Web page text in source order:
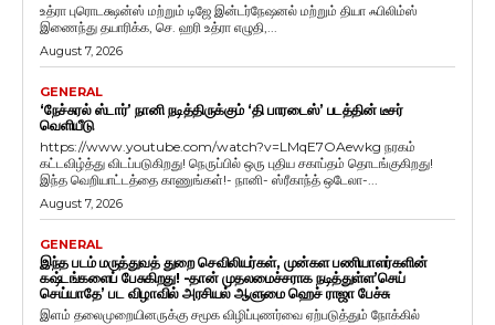
உத்ரா புரொடக்ஷன்ஸ் மற்றும் டிஜே இன்டர்நேஷனல் மற்றும் தியா ஃபிலிம்ஸ்
இணைந்து தயாரிக்க, செ. ஹரி உத்ரா எழுதி,...
August 7, 2026
GENERAL
‘நேச்சுரல் ஸ்டார்’ நானி நடித்திருக்கும் ‘தி பாரடைஸ்’ படத்தின் டீசர்
வெளியீடு
https://www.youtube.com/watch?v=LMqE7OAewkg நரகம்
கட்டவிழ்த்து விடப்படுகிறது! நெருப்பில் ஒரு புதிய சகாப்தம் தொடங்குகிறது!
இந்த வெறியாட்டத்தை காணுங்கள்!- நானி- ஸ்ரீகாந்த் ஒடேலா-...
August 7, 2026
GENERAL
இந்த படம் மருத்துவத் துறை செவிலியர்கள், முன்கள பணியாளர்களின்
கஷ்டங்களைப் பேசுகிறது! -தான் முதலமைச்சராக நடித்துள்ள’செய்
செய்யாதே’ பட விழாவில் அரசியல் ஆளுமை ஹெச் ராஜா பேச்சு
இளம் தலைமுறையினருக்கு சமூக விழிப்புணர்வை ஏற்படுத்தும் நோக்கில்